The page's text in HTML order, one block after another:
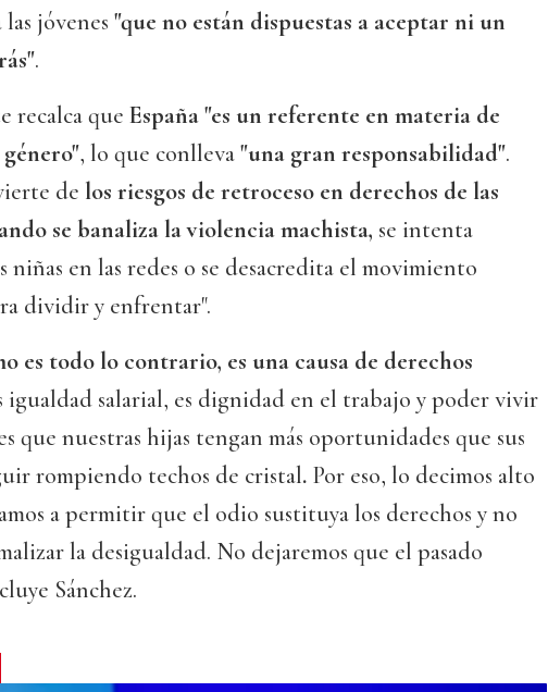
las jóvenes "que no están dispuestas a aceptar ni un
.
recalca que España "es un referente en materia de
, lo que conlleva"una gran responsabilidad".
de los riesgos de retroceso en derechos de las
se banaliza la violencia machista, se intenta
niñas en las redes o se desacredita el movimiento
dividir y enfrentar".
es todo lo contrario, es una causa de derechos
igualdad salarial, es dignidad en el trabajo y poder vivir
que nuestras hijas tengan más oportunidades que sus
rompiendo techos de cristal. Por eso, lo decimos alto
a permitir que el odio sustituya los derechos y no
la desigualdad. No dejaremos que el pasado
Sánchez.